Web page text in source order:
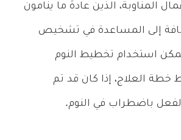
المناوبة، الذين عادةً ما ينامون
إلى المساعدة في تشخيص
استخدام تخطيط النوم
العلاج، إذا كان قد تم
باضطراب في النوم.